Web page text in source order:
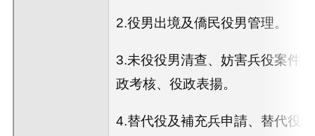
2.役男出境及僑民役男管理。
3.未役役男清查、妨害兵役案件
政考核、役政表揚。
4.替代役及補充兵申請、替代役